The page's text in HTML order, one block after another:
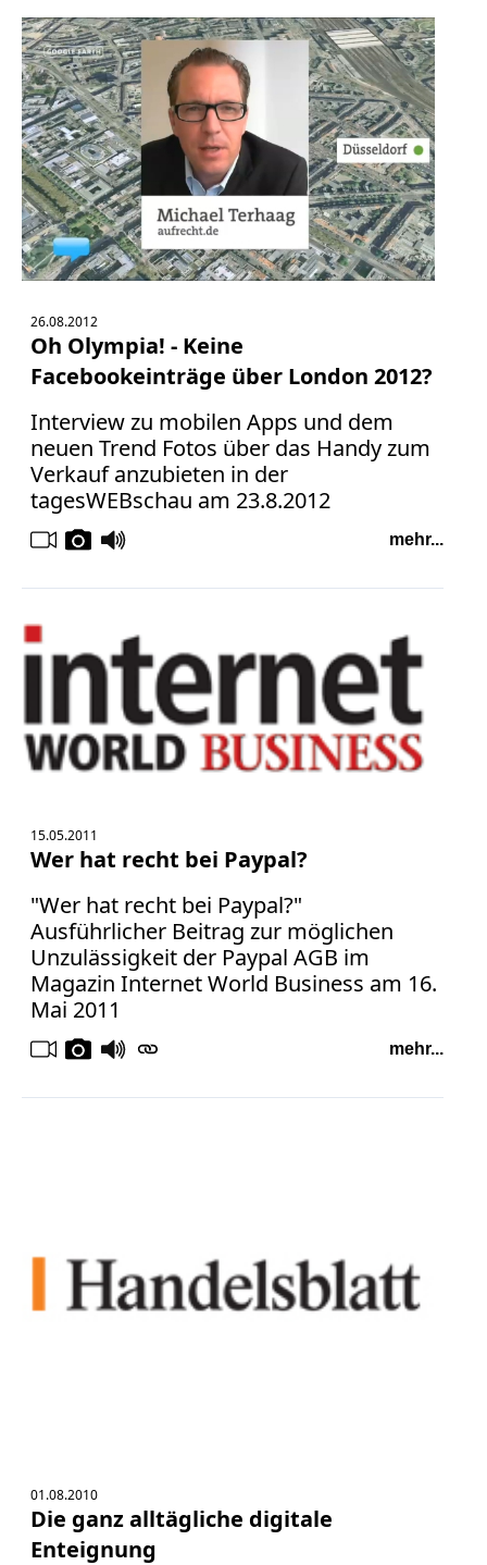
26.08.2012
Oh Olympia! - Keine
Facebookeinträge über London 2012?
Interview zu mobilen Apps und dem
neuen Trend Fotos über das Handy zum
Verkauf anzubieten in der
tagesWEBschau am 23.8.2012
mehr...
15.05.2011
Wer hat recht bei Paypal?
"Wer hat recht bei Paypal?"
Ausführlicher Beitrag zur möglichen
Unzulässigkeit der Paypal AGB im
Magazin Internet World Business am 16.
Mai 2011
mehr...
01.08.2010
Die ganz alltägliche digitale
Enteignung